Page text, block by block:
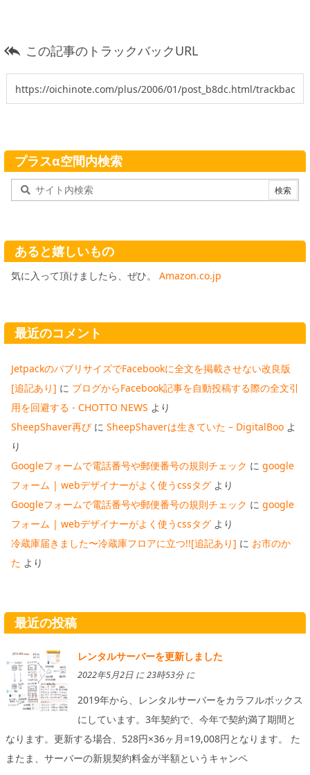
 この記事のトラックバックURL
プラスα空間内検索
あると嬉しいもの
気に入って頂けましたら、ぜひ。 Amazon.co.jp
最近のコメント
JetpackのパブリサイズでFacebookに全文を掲載させない改良版
[追記あり] に ブログからFacebook記事を自動投稿する際の全文引
用を回避する - CHOTTO NEWS より
SheepShaver再び に SheepShaverは生きていた – DigitalBoo よ
り
Googleフォームで電話番号や郵便番号の規則チェック に google
フォーム | webデザイナーがよく使うcssタグ より
Googleフォームで電話番号や郵便番号の規則チェック に google
フォーム | webデザイナーがよく使うcssタグ より
冷蔵庫届きました〜冷蔵庫フロアに立つ!![追記あり] に お市のか
た より
最近の投稿
レンタルサーバーを更新しました
2022年5月2日 に 23時53分 に
2019年から、レンタルサーバーをカラフルボックス
にしています。3年契約で、今年で契約満了期間と
なります。更新する場合、528円×36ヶ月=19,008円となります。 た
またま、サーバーの新規契約料金が半額というキャンペ